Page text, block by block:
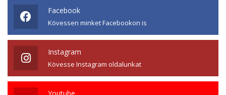
Facebook
Kövessen minket Facebookon is
Instagram
Kövesse Instagram oldalunkat
Youtube